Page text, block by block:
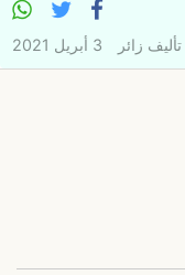
تأليف زائر 3 أبريل 2021